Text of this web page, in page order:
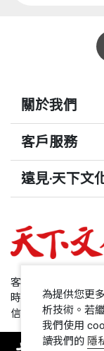
關於我們
客戶服務
遠見‧天下文
哈佛商業評論
領導影響力學
1號課堂
客服專線：+886 2
時間：週一~週五
信箱：
為提供您更
析技術。若
我們使用
讀我們的 隱